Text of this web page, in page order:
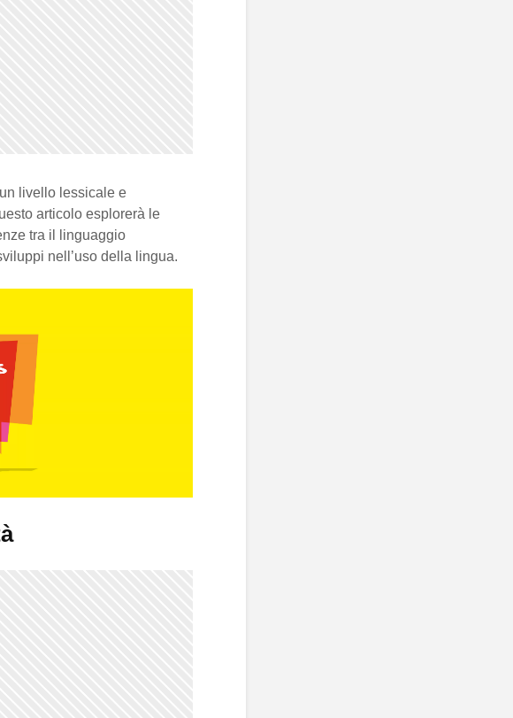
livello lessicale e
articolo esplorerà le
tra il linguaggio
nell’uso della lingua.